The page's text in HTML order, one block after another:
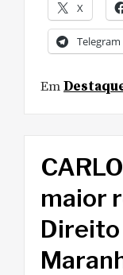
X
Telegram
Em
maior